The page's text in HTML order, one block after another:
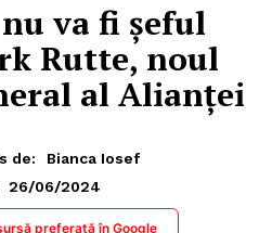
va fi șeful
Rutte, noul
al Alianței
de:
Bianca Iosef
26/06/2024
preferată în Google